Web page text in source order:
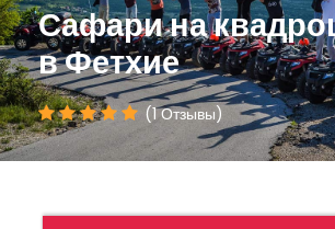
Сафари на
в Фетхие
(1 Отзывы)